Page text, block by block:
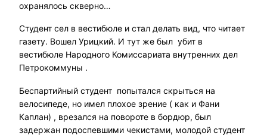
охранялось скверно…
Студент сел в вестибюле и стал делать вид, что читает
газету. Вошел Урицкий. И тут же был убит в
вестибюле Народного Комиссариата внутренних дел
Петрокоммуны .
Беспартийный студент попытался скрыться на
велосипеде, но имел плохое зрение ( как и Фани
Каплан) , врезался на повороте в бордюр, был
задержан подоспевшими чекистами, молодой студент